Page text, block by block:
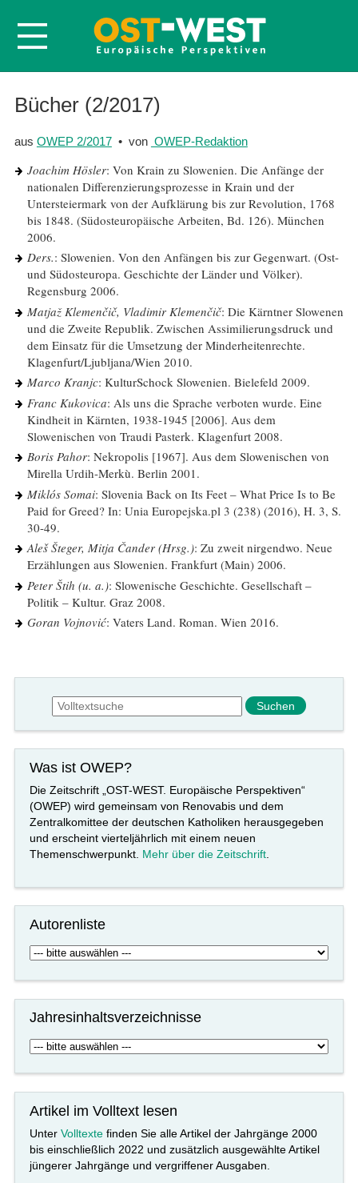
Startseite
Probeheft
Nachbestellen
Abonnieren
Kontakt
Bücher (2/2017)
aus OWEP 2/2017• von OWEP-Redaktion
Joachim Hösler: Von Krain zu Slowenien. Die Anfänge der
nationalen Differenzierungsprozesse in Krain und der
Untersteiermark von der Aufklärung bis zur Revolution, 1768
bis 1848. (Südosteuropäische Arbeiten, Bd. 126). München
2006.
Ders.: Slowenien. Von den Anfängen bis zur Gegenwart. (Ost-
und Südosteuropa. Geschichte der Länder und Völker).
Regensburg 2006.
Matjaž Klemenčič, Vladimir Klemenčič: Die Kärntner Slowenen
und die Zweite Republik. Zwischen Assimilierungsdruck und
dem Einsatz für die Umsetzung der Minderheitenrechte.
Klagenfurt/Ljubljana/Wien 2010.
Marco Kranjc: KulturSchock Slowenien. Bielefeld 2009.
Franc Kukovica: Als uns die Sprache verboten wurde. Eine
Kindheit in Kärnten, 1938-1945 [2006]. Aus dem
Slowenischen von Traudi Pasterk. Klagenfurt 2008.
Boris Pahor: Nekropolis [1967]. Aus dem Slowenischen von
Mirella Urdih-Merkù. Berlin 2001.
Miklós Somai: Slovenia Back on Its Feet – What Price Is to Be
Paid for Greed? In: Unia Europejska.pl 3 (238) (2016), H. 3, S.
30-49.
Aleš Šteger, Mitja Čander (Hrsg.): Zu zweit nirgendwo. Neue
Erzählungen aus Slowenien. Frankfurt (Main) 2006.
Peter Štih (u. a.): Slowenische Geschichte. Gesellschaft –
Politik – Kultur. Graz 2008.
Goran Vojnović: Vaters Land. Roman. Wien 2016.
Suchformular
Suche
Was ist OWEP?
Die Zeitschrift „OST-WEST. Europäische Perspektiven“
(OWEP) wird gemeinsam von Renovabis und dem
Zentralkomittee der deutschen Katholiken herausgegeben
und erscheint vierteljährlich mit einem neuen
Themenschwerpunkt. Mehr über die Zeitschrift
Autorenliste
Jahresinhaltsverzeichnisse
Artikel im Volltext lesen
UnterVolltexte finden Sie alle Artikel der Jahrgänge 2000
bis einschließlich 2022 und zusätzlich ausgewählte Artikel
jüngerer Jahrgänge und vergriffener Ausgaben.